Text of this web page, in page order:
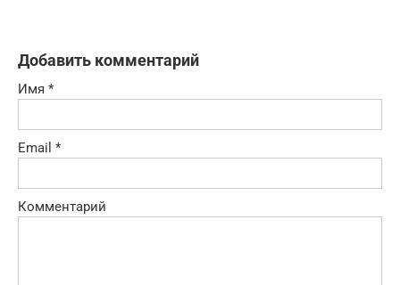
Добавить комментарий
Имя *
Email *
Комментарий